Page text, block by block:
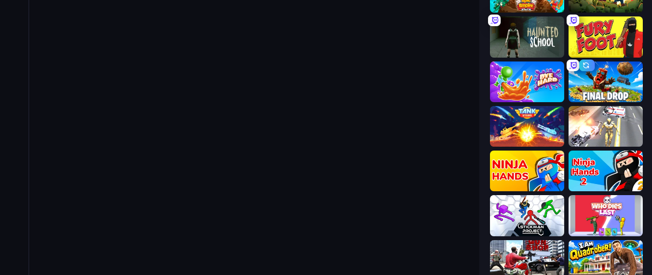
Epic Empire: Tower Defense Zombie Road
Haunted School Fury Foot
Dye Hard Final Drop
Tank Stars
Ninja Hands Ninja Hands 2
Stickman Project Who Dies Last?